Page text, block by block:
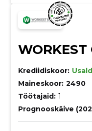
WORKEST
Krediidiskoor:
Maineskoor: 2490
Töötajaid: 1
Prognooskäive